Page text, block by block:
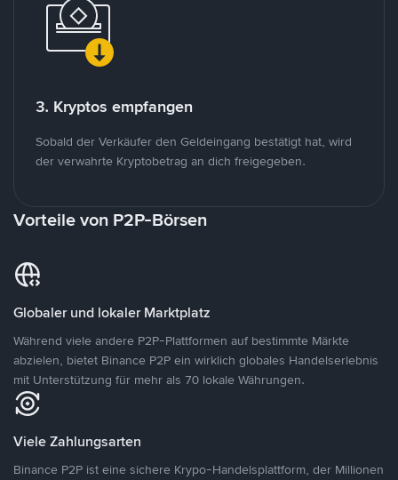
3. Kryptos empfangen
Sobald der Verkäufer den Geldeingang bestätigt hat, wird
der verwahrte Kryptobetrag an dich freigegeben.
Vorteile von P2P-Börsen
Globaler und lokaler Marktplatz
Während viele andere P2P-Plattformen auf bestimmte Märkte
abzielen, bietet Binance P2P ein wirklich globales Handelserlebnis
mit Unterstützung für mehr als 70 lokale Währungen.
Viele Zahlungsarten
Binance P2P ist eine sichere Krypo-Handelsplattform, der Millionen